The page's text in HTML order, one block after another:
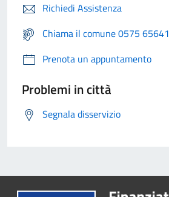
Richiedi Assistenza
Chiama il comune 0575 65641
Prenota un appuntamento
Problemi in città
Segnala disservizio